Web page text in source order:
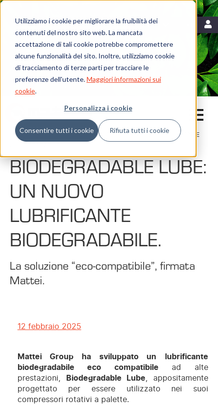
Utilizziamo i cookie per migliorare la fruibilità dei
contenuti del nostro sito web. La mancata
accettazione di tali cookie potrebbe compromettere
alcune funzionalità del sito. Inoltre, utilizziamo cookie
di tracciamento di terze parti per tracciare le
preferenze dell'utente.Maggiori informazioni sui
cookie.
Personalizza i cookie
Consentire tutti i cookie Rifiuta tutti i cookie
Italiano
Risorse
Blog
Mattei News
Dicono di noi
Fiere ed eventi
Home Blog
BIODEGRADABLE LUBE: UN NUOVO LUBRIFICANTE
BIODEGRADABLE LUBE:
UN NUOVO
LUBRIFICANTE
BIODEGRADABILE.
La soluzione “eco-compatibile”, firmata
Mattei.
12 febbraio 2025
Mattei Group ha sviluppato un
lubrificante
biodegradabile eco compatibile ad alte
prestazioni,
Biodegradable Lube , appositamente
progettato per essere utilizzato nei suoi
compressori rotativi a palette.